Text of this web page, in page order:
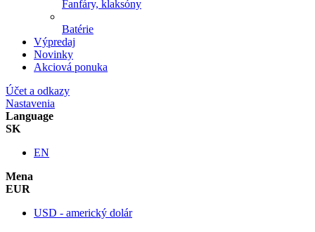
Fanfáry, klaksóny
Batérie
Výpredaj
Novinky
Akciová ponuka
Účet a odkazy
Nastavenia
Language
SK
EN
Mena
EUR
USD - americký dolár